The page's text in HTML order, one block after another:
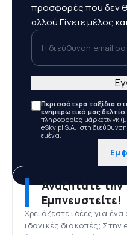
προσφορές που δεν
αλλού.Γίνετε μέλος
Η διεύθυνση email σας
Περισσότερα ταξίδια
ενημερωτικό μας δελτίο.
πληροφορίες μάρκετινγκ
eSky.pl S.A., στη
εμένα.
Αναζητάτε
Εμπνευστείτε!
Χρειάζεστε ιδέες για
ιδανικές διακοπές; Στην